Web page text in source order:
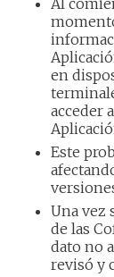
en
acceder
Este
Una vez
de las
dato no
revisó y